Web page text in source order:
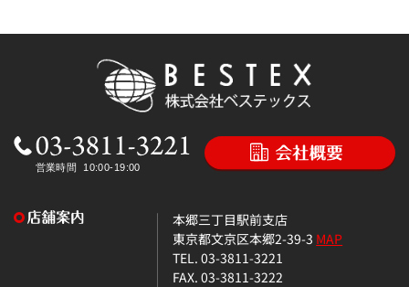
本郷三丁目駅前支店
東京都文京区本郷2-39-3 MAP
TEL. 03-3811-3221
FAX. 03-3811-3222